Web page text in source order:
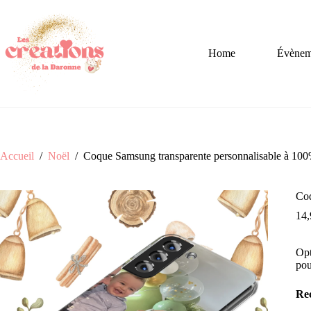
contenu
Home
Accueil / Noël / Coque Samsung transparente personnalisable à